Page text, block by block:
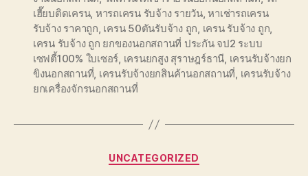
เฮี๊ยบติดเครน, หารถเครน รับจ้าง รายวัน,หาเช่ารถเครน
รับจ้าง ราคาถูก, เครน 50ตันรับจ้าง ถูก, เครน รับจ้าง ถูก,
เครน รับจ้าง ถูก ยกของนอกสถานที่ ประกัน จป2 ระบบ
เซฟตี้100% ใบเซอร์, เครนยกสูง สุราษฎร์ธานี, เครนรับจ้างยก
ขิงนอกสถานที่, เครนรับจ้างยกสินค้านอกสถานที่, เครนรับจ้าง
ยกเครื่องจักรนอกสถานที่
Categories
UNCATEGORIZED